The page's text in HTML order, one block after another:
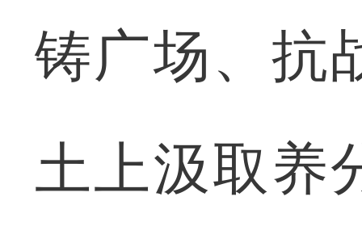
铸广场、抗
土上汲取养